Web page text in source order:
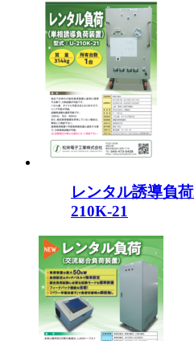
レンタル誘導負
210K-21